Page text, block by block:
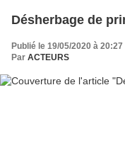
Désherbage de
Publié le 19/05/2020 à 20:27
Par ACTEURS